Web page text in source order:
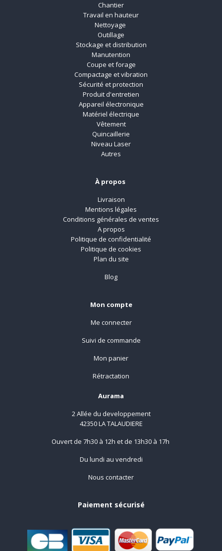
Chantier
Travail en hauteur
Nettoyage
Outillage
Stockage et distribution
Manutention
Coupe et forage
Compactage et vibration
Sécurité et protection
Produit d'entretien
Appareil électronique
Matériel électrique
Vêtement
Quincaillerie
Niveau Laser
Autres
À propos
Livraison
Mentions légales
Conditions générales de ventes
A propos
Politique de confidentialité
Politique de cookies
Plan du site
Blog
Mon compte
Me connecter
Suivi de commande
Mon panier
Rétractation
Aurama
2 Allée du developpement
42350 LA TALAUDIERE
Ouvert de 7h30 à 12h et de 13h30 à 17h
Du lundi au vendredi
Nous contacter
Paiement sécurisé